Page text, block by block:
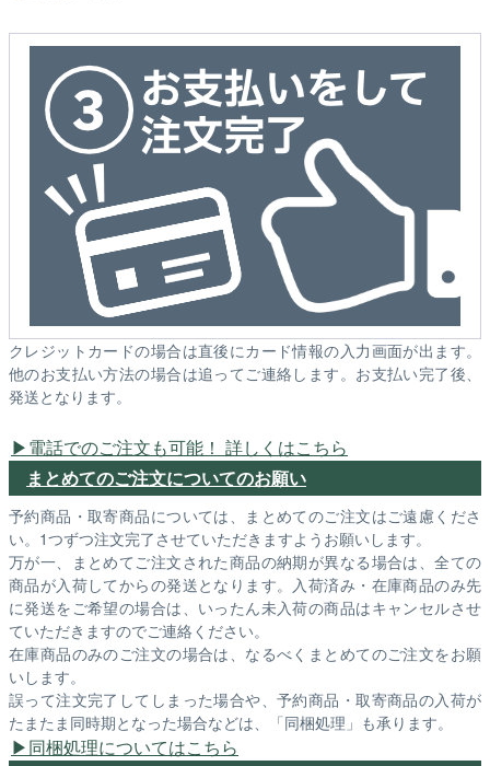
クレジットカードの場合は直後にカード情報の入力画面が出ます。
他のお支払い方法の場合は追ってご連絡します。お支払い完了後、
発送となります。
電話でのご注文も可能！ 詳しくはこちら
まとめてのご注文についてのお願い
予約商品・取寄商品については、まとめてのご注文はご遠慮くださ
い。1つずつ注文完了させていただきますようお願いします。
万が一、まとめてご注文された商品の納期が異なる場合は、全ての
商品が入荷してからの発送となります。入荷済み・在庫商品のみ先
に発送をご希望の場合は、いったん未入荷の商品はキャンセルさせ
ていただきますのでご連絡ください。
在庫商品のみのご注文の場合は、なるべくまとめてのご注文をお願
いします。
誤って注文完了してしまった場合や、予約商品・取寄商品の入荷が
たまたま同時期となった場合などは、「同梱処理」も承ります。
同梱処理についてはこちら